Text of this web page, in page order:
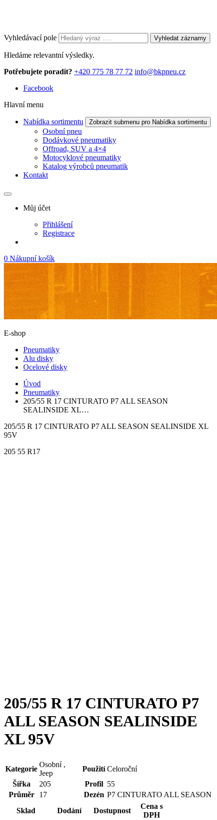
Vyhledávací pole Vyhledat záznamy
Hledáme relevantní výsledky.
Potřebujete poradit? +420 775 78 77 72 info@bkpneu.cz
Facebook
Hlavní menu
Nabídka sortimentu Zobrazit submenu pro Nabídka sortimentu
Osobní pneu
Dodávkové pneumatiky
Offroad, SUV a 4×4
Motocyklové pneumatiky
Katalog výrobců pneumatik
Kontakt
Můj účet
Přihlášení
Registrace
0 Nákupní košík
E-shop
Pneumatiky
Alu disky
Ocelové disky
Úvod
Pneumatiky
205/55 R 17 CINTURATO P7 ALL SEASON
SEALINSIDE XL…
205/55 R 17 CINTURATO P7 ALL SEASON SEALINSIDE XL
95V
205 55 R17
205/55 R 17 CINTURATO P7
ALL SEASON SEALINSIDE
XL 95V
Kategorie
Osobní ,
Jeep
Použití Celoroční
Šířka
205 Profil 55
Průměr
17 Dezén P7 CINTURATO ALL SEASON
Sklad
Dodání Dostupnost
Cena s
DPH